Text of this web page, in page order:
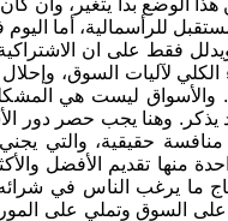
ويدلل فقط على ان
الكلي لآليات السوق،
والأسواق ليست هي
يذكر. وهنا يجب حصر دور
حقيقية، والتي
تقديم الأفضل
ما يرغب الناس في
السوق وتملي على